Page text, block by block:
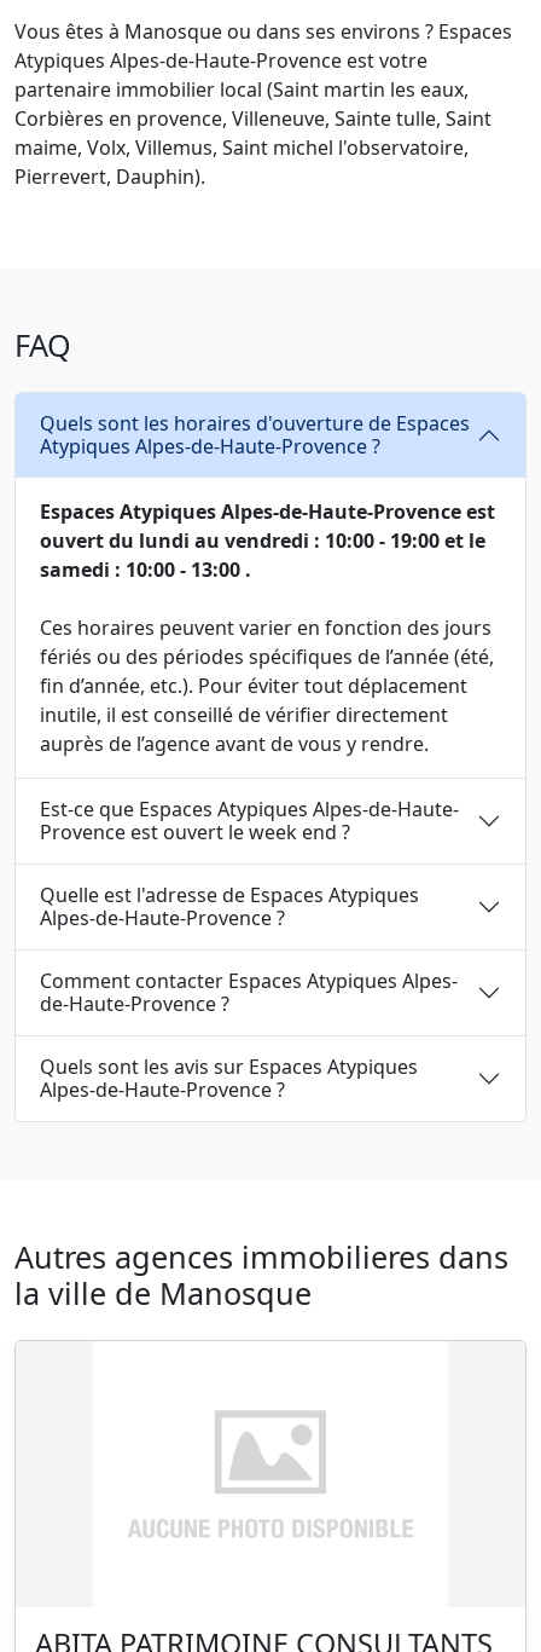
Vous êtes à Manosque ou dans ses environs ? Espaces
Atypiques Alpes-de-Haute-Provence est votre
partenaire immobilier local (Saint martin les eaux,
Corbières en provence, Villeneuve, Sainte tulle, Saint
maime, Volx, Villemus, Saint michel l'observatoire,
Pierrevert, Dauphin).
FAQ
Quels sont les horaires d'ouverture de Espaces
Atypiques Alpes-de-Haute-Provence ?
Espaces Atypiques Alpes-de-Haute-Provence est
ouvert du lundi au vendredi : 10:00 - 19:00 et le
samedi : 10:00 - 13:00 .
Ces horaires peuvent varier en fonction des jours
fériés ou des périodes spécifiques de l’année (été,
fin d’année, etc.). Pour éviter tout déplacement
inutile, il est conseillé de vérifier directement
auprès de l’agence avant de vous y rendre.
Est-ce que Espaces Atypiques Alpes-de-Haute-
Provence est ouvert le week end ?
Quelle est l'adresse de Espaces Atypiques
Alpes-de-Haute-Provence ?
Comment contacter Espaces Atypiques Alpes-
de-Haute-Provence ?
Quels sont les avis sur Espaces Atypiques
Alpes-de-Haute-Provence ?
Autres agences immobilieres dans
la ville de Manosque
ABITA PATRIMOINE CONSULTANTS